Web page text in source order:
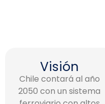
Visión
Chile contará al año
2050 con un sistema